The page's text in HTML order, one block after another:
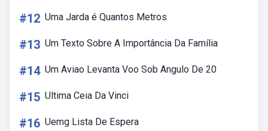
#12 Uma Jarda é Quantos Metros
#13 Um Texto Sobre A Importância Da Família
#14 Um Aviao Levanta Voo Sob Angulo De 20
#15 Ultima Ceia Da Vinci
#16 Uemg Lista De Espera